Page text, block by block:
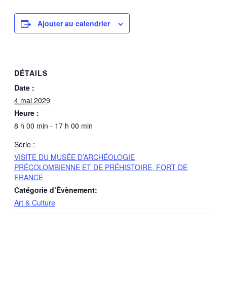
Ajouter au calendrier
DÉTAILS
Date :
4 mai 2029
Heure :
8 h 00 min - 17 h 00 min
Série :
VISITE DU MUSÉE D’ARCHÉOLOGIE
PRÉCOLOMBIENNE ET DE PRÉHISTOIRE, FORT DE
FRANCE
Catégorie d’Évènement:
Art & Culture